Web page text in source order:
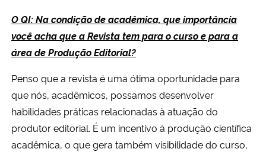
O QI: Na condição de acadêmica, que importância
você acha que a Revista tem para o curso e para a
área de Produção Editorial?
Penso que a revista é uma ótima oportunidade para
que nós, acadêmicos, possamos desenvolver
habilidades práticas relacionadas à atuação do
produtor editorial. É um incentivo à produção científica
acadêmica, o que gera também visibilidade do curso,